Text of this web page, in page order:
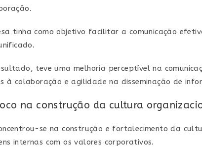
tinha como objetivo facilitar a comunicação
teve uma melhoria perceptível na
à colaboração e agilidade na disseminação de
na construção da cultura
se na construção e fortalecimento da
internas com os valores corporativos.